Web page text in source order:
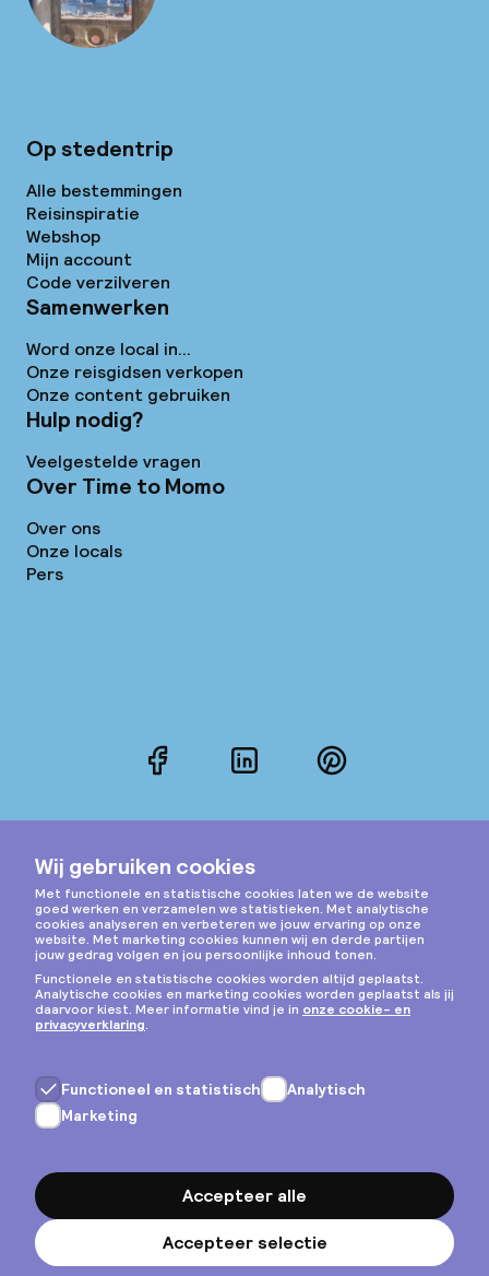
Op stedentrip
Alle bestemmingen
Reisinspiratie
Webshop
Mijn account
Code verzilveren
Samenwerken
Word onze local in...
Onze reisgidsen verkopen
Onze content gebruiken
Hulp nodig?
Veelgestelde vragen
Over Time to Momo
Over ons
Onze locals
Pers
FacebookLinkedInPinterest
Instagram
Privacy & cookies
Algemene voorwaarden